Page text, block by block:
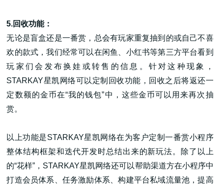
5.回收功能：
无论是盲盒还是一番赏，总会有玩家重复抽到的或自己不喜
欢的款式，我们经常可以在闲鱼、小红书等第三方平台看到
玩家们会发布换娃或转售的信息。针对这种现象，
STARKAY星凯网络可以定制回收功能，回收之后将返还一
定数额的金币在“我的钱包”中，这些金币可以用来再次抽
赏。
以上功能是STARKAY星凯网络在为客户定制一番赏小程序
整体结构框架和迭代开发时总结出来的新玩法。除了以上
的“花样”，STARKAY星凯网络还可以帮助渠道方在小程序中
打造会员体系、任务激励体系、构建平台私域流量池，提高